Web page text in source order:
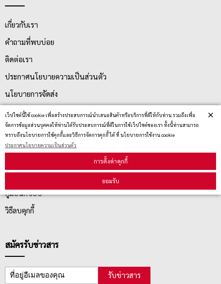
เว็ปไซต์นี้ใช้ cookie เพื่อสร้างประสบการณ์นำเสนอสินค้าหรือบริการที่ดีให้กับท่าน รวมถึงเพื่อ
จัดการข้อมูลส่วนบุคคลให้ท่านได้รับประสบการณ์ที่ดีในการใช้เว็ปไซต์ของเรา ทั้งนี้ท่านสามารถ
ทราบถึงนโยบายการใช้คุกกี้และวิธีการจัดการคุกกี้ ได้ ที่ นโยบายการใช้งาน cookie
ประกาศนโยบายความเป็นส่วนตัว
การตั้งค่าคุกกี้
ยอมรับ
×
เกี่ยวกับเรา
คำถามที่พบบ่อย
ติดต่อเรา
ประกาศนโยบายความเป็นส่วนตัว
นโยบายการจัดส่ง
นโยบายการเปลี่ยน/คืน สินค้า
บริการลูกค้า
ตรวจสอบสถานะสินค้า
คู่มือนักช้อป
วิธีลบคุกกี้
สมัครรับข่าวสาร
รับข่าวสาร